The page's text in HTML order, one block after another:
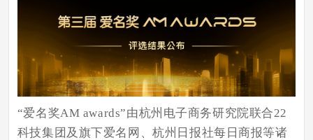
“爱名奖AM awards”由杭州电子商务研究院联合22
科技集团及旗下爱名网、杭州日报社每日商报等诸